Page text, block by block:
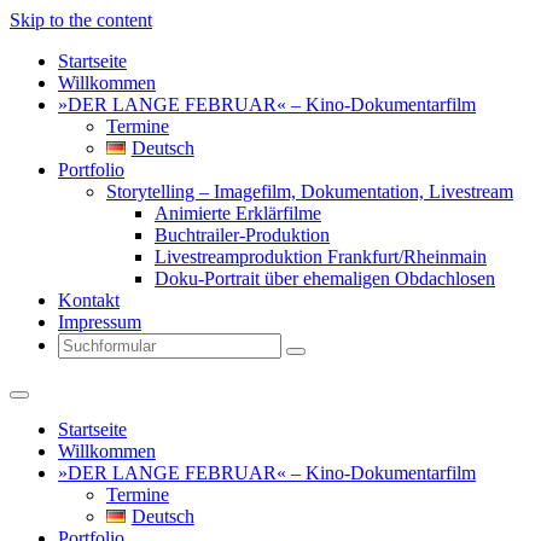
Skip to the content
Startseite
Willkommen
»DER LANGE FEBRUAR« – Kino-Dokumentarfilm
Termine
Deutsch
Portfolio
Storytelling – Imagefilm, Dokumentation, Livestream
Animierte Erklärfilme
Buchtrailer-Produktion
Livestreamproduktion Frankfurt/Rheinmain
Doku-Portrait über ehemaligen Obdachlosen
Kontakt
Impressum
Search
Startseite
Willkommen
»DER LANGE FEBRUAR« – Kino-Dokumentarfilm
Termine
Deutsch